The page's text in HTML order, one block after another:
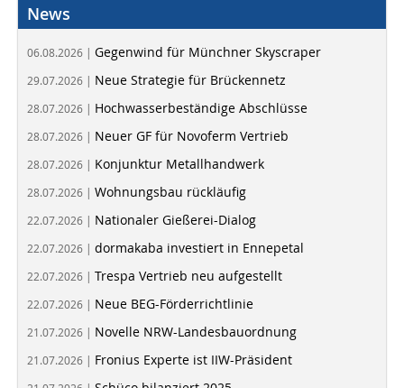
News
06.08.2026 | Gegenwind für Münchner Skyscraper
29.07.2026 | Neue Strategie für Brückennetz
28.07.2026 | Hochwasserbeständige Abschlüsse
28.07.2026 | Neuer GF für Novoferm Vertrieb
28.07.2026 | Konjunktur Metallhandwerk
28.07.2026 | Wohnungsbau rückläufig
22.07.2026 | Nationaler Gießerei-Dialog
22.07.2026 | dormakaba investiert in Ennepetal
22.07.2026 | Trespa Vertrieb neu aufgestellt
22.07.2026 | Neue BEG-Förderrichtlinie
21.07.2026 | Novelle NRW-Landesbauordnung
21.07.2026 | Fronius Experte ist IIW-Präsident